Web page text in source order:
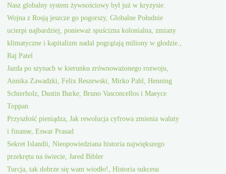
Nasz globalny system żywnościowy był już w kryzysie.
Wojna z Rosją jeszcze go pogorszy, Globalne Południe
ucierpi najbardziej, ponieważ spuścizna kolonialna, zmiany
klimatyczne i kapitalizm nadal pogrążają miliony w głodzie.,
Raj Patel
Jazda po szynach w kierunku zrównoważonego rozwoju,
Annika Zawadzki, Felix Reszewski, Mirko Pahl, Henning
Schierholz, Dustin Burke, Bruno Vasconcellos i Maeyce
Toppan
Przyszłość pieniądza, Jak rewolucja cyfrowa zmienia waluty
i finanse, Eswar Prasad
Sekret Islandii, Nieopowiedziana historia największego
przekrętu na świecie, Jared Bibler
Turcja, tak dobrze się wam wiodło!, Historia sukcesu